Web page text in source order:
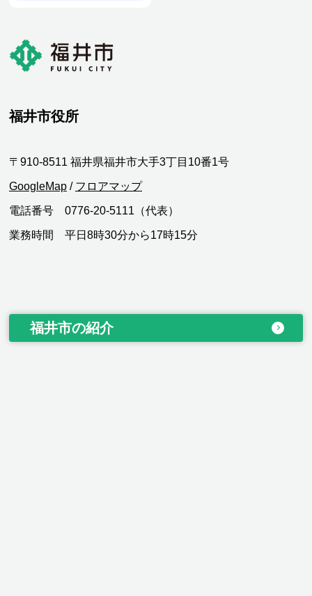
福井市役所
〒910-8511 福井県福井市大手3丁目10番1号
GoogleMap / フロアマップ
電話番号 0776-20-5111（代表）
業務時間 平日8時30分から17時15分
福井市の紹介